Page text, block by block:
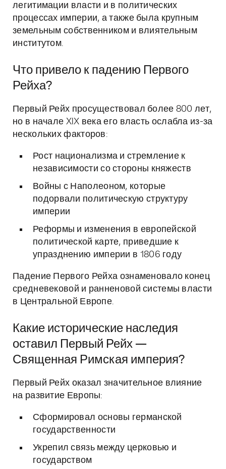
легитимации власти и в политических
процессах империи, а также была крупным
земельным собственником и влиятельным
институтом.
Что привело к падению Первого
Рейха?
Первый Рейх просуществовал более 800 лет,
но в начале XIX века его власть ослабла из-за
нескольких факторов:
Рост национализма и стремление к
независимости со стороны княжеств
Войны с Наполеоном, которые
подорвали политическую структуру
империи
Реформы и изменения в европейской
политической карте, приведшие к
упразднению империи в 1806 году
Падение Первого Рейха ознаменовало конец
средневековой и ранненовой системы власти
в Центральной Европе.
Какие исторические наследия
оставил Первый Рейх —
Священная Римская империя?
Первый Рейх оказал значительное влияние
на развитие Европы:
Сформировал основы германской
государственности
Укрепил связь между церковью и
государством